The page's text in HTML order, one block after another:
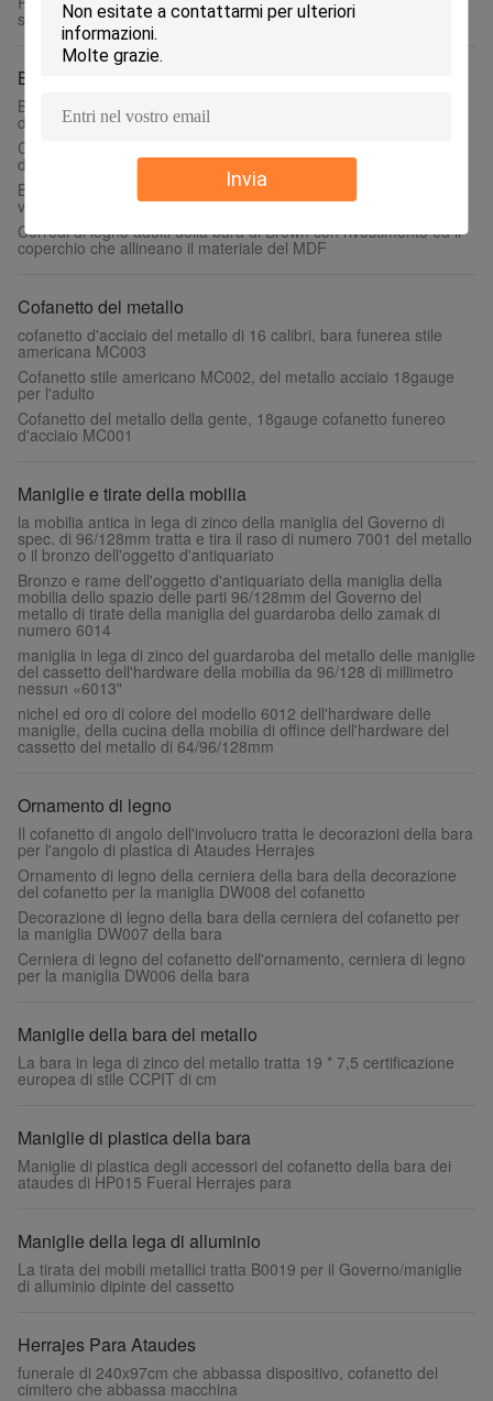
Invia
sacco per cadaveri mortuario con le maniglie
Bare di legno
Bare di legno di colore su ordinazione con il medium - materiale
del cartone di fibra di densità
Cofanetti funerei del Mdf con stile sudamericano 198*58*35 cm
della maniglia
Bare di CIQ e cofanetti SA04/bara funerei standard del MDF con
vetro
Corredi di legno adulti della bara di Brown con rivestimento ed il
coperchio che allineano il materiale del MDF
Cofanetto del metallo
cofanetto d'acciaio del metallo di 16 calibri, bara funerea stile
americana MC003
Cofanetto stile americano MC002, del metallo acciaio 18gauge
per l'adulto
Cofanetto del metallo della gente, 18gauge cofanetto funereo
d'acciaio MC001
Maniglie e tirate della mobilia
la mobilia antica in lega di zinco della maniglia del Governo di
spec. di 96/128mm tratta e tira il raso di numero 7001 del metallo
o il bronzo dell'oggetto d'antiquariato
Bronzo e rame dell'oggetto d'antiquariato della maniglia della
mobilia dello spazio delle parti 96/128mm del Governo del
metallo di tirate della maniglia del guardaroba dello zamak di
numero 6014
maniglia in lega di zinco del guardaroba del metallo delle maniglie
del cassetto dell'hardware della mobilia da 96/128 di millimetro
nessun «6013"
nichel ed oro di colore del modello 6012 dell'hardware delle
maniglie, della cucina della mobilia di offince dell'hardware del
cassetto del metallo di 64/96/128mm
Ornamento di legno
Il cofanetto di angolo dell'involucro tratta le decorazioni della bara
per l'angolo di plastica di Ataudes Herrajes
Ornamento di legno della cerniera della bara della decorazione
del cofanetto per la maniglia DW008 del cofanetto
Decorazione di legno della bara della cerniera del cofanetto per
la maniglia DW007 della bara
Cerniera di legno del cofanetto dell'ornamento, cerniera di legno
per la maniglia DW006 della bara
Maniglie della bara del metallo
La bara in lega di zinco del metallo tratta 19 * 7,5 certificazione
europea di stile CCPIT di cm
Maniglie di plastica della bara
Maniglie di plastica degli accessori del cofanetto della bara dei
ataudes di HP015 Fueral Herrajes para
Maniglie della lega di alluminio
La tirata dei mobili metallici tratta B0019 per il Governo/maniglie
di alluminio dipinte del cassetto
Herrajes Para Ataudes
funerale di 240x97cm che abbassa dispositivo, cofanetto del
cimitero che abbassa macchina